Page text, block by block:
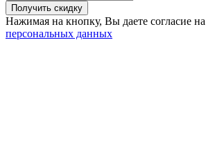
Нажимая на кнопку, Вы даете согласие на
персональных данных